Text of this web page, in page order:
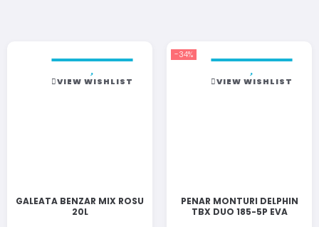
VIEW WISHLIST
GALEATA BENZAR MIX ROSU
20L
VIEW WISHLIST
-34%
PENAR MONTURI DELPHIN
TBX DUO 185-5P EVA